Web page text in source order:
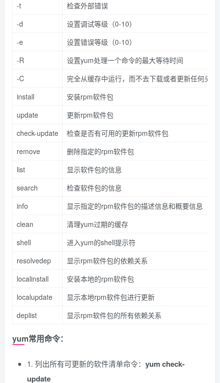
-t
检查外部错误
-d
设置调试等级（0-10）
-e
设置错误等级（0-10）
-R
设置yum处理一个命令的最大等待时间
-C
完全从缓存中运行，而不去下载或者更新任何头文
install
安装rpm软件包
update
更新rpm软件包
check-update
检查是否有可用的更新rpm软件包
remove
删除指定的rpm软件包
list
显示软件包的信息
search
检查软件包的信息
info
显示指定的rpm软件包的描述信息和概要信息
clean
清理yum过期的缓存
shell
进入yum的shell提示符
resolvedep
显示rpm软件包的依赖关系
localinstall
安装本地的rpm软件包
localupdate
显示本地rpm软件包进行更新
deplist
显示rpm软件包的所有依赖关系
yum常用命令：
1. 列出所有可更新的软件清单命令： yum check-
update